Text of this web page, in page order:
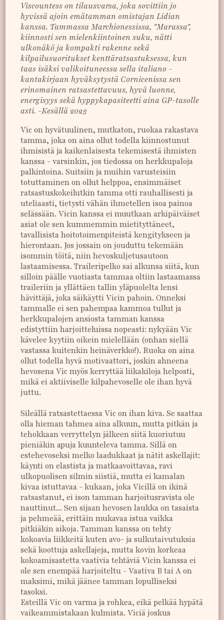
Viscountess on tilausvarsa, joka sovittiin jo
hyvissä ajoin emätamman omistajan Lidian
kanssa. Tammassa Marchionessissa, "Marassa",
kiinnosti sen mielenkiintoinen suku, nätti
ulkonäkö ja kompakti rakenne sekä
kilpailusuoritukset kenttäratsastuksessa, kun
taas isäksi valikoituneessa sella italiano -
kantakirjaan hyväksytystä Cornicenissa sen
erinomainen ratsastettavuus, hyvä luonne,
energisyys sekä hyppykapasiteetti aina GP-tasolle
asti. -Kesällä 2023
Vic on hyvätuulinen, mutkaton, ruokaa rakastava
tamma, joka on aina ollut todella kiinnostunut
ihmisistä ja kaikenlaisesta tekemisestä ihmisten
kanssa - varsinkin, jos tiedossa on herkkupaloja
palkintoina. Suitsiin ja muihin varusteisiin
totuttaminen on ollut helppoa, ensimmäiset
ratsastuskokeilutkin tamma otti rauhallisesti ja
uteliaasti, tietysti vähän ihmetellen isoa painoa
selässään. Vicin kanssa ei muutkaan arkipäiväiset
asiat ole sen kummemmin mietityttäneet,
tavallisista hoitotoimenpiteistä kengitykseen ja
hierontaan. Jos jossain on jouduttu tekemään
isommin töitä, niin hevoskuljetusautoon
lastaamisessa. Traileripelko sai alkunsa siitä, kun
silloin päälle vuotiasta tammaa oltiin lastaamassa
traileriin ja yllättäen tallin yläpuolelta lensi
hävittäjä, joka säikäytti Vicin pahoin. Onneksi
tammalle ei sen pahempaa kammoa tullut ja
herkkupalojen ansiosta tamman kanssa
edistyttiin harjoitteluissa nopeasti: nykyään Vic
kävelee kyytiin oikein mielellään (onhan siellä
vastassa kuitenkin heinäverkko!). Ruoka on aina
ollut todella hyvä motivaattori, joskin ahneena
hevosena Vic myös kerryttää liikakiloja helposti,
mikä ei aktiiviselle kilpahevoselle ole ihan hyvä
juttu.
Sileällä ratsastettaessa Vic on ihan kiva. Se saattaa
olla hieman tahmea aina alkuun, mutta pitkän ja
tehokkaan verryttelyn jälkeen siitä kuoriutuu
pieniäkin apuja kuunteleva tamma. Sillä on
estehevoseksi melko laadukkaat ja nätit askellajit:
käynti on elastista ja matkaavoittavaa, ravi
ulkopuolisen silmin siistiä, mutta ei kamalan
kivaa istuttavaa - kukaan, joka Vicillä on ikinä
ratsastanut, ei ison tamman harjoitusravista ole
nauttinut... Sen sijaan hevosen laukka on tasaista
ja pehmeää, erittäin mukavaa istua vaikka
pitkiäkin aikoja. Tamman kanssa on tehty
kokoavia liikkeitä kuten avo- ja sulkutaivutuksia
sekä koottuja askellajeja, mutta kovin korkeaa
kokoamisastetta vaativia tehtäviä Vicin kanssa ei
ole sen enempää harjoiteltu - Vaativa B tai A on
maksimi, mikä jäänee tamman lopulliseksi
tasoksi.
Esteillä Vic on varma ja rohkea, eikä pelkää hypätä
vaikeammistakaan kulmista. Viciä joskus